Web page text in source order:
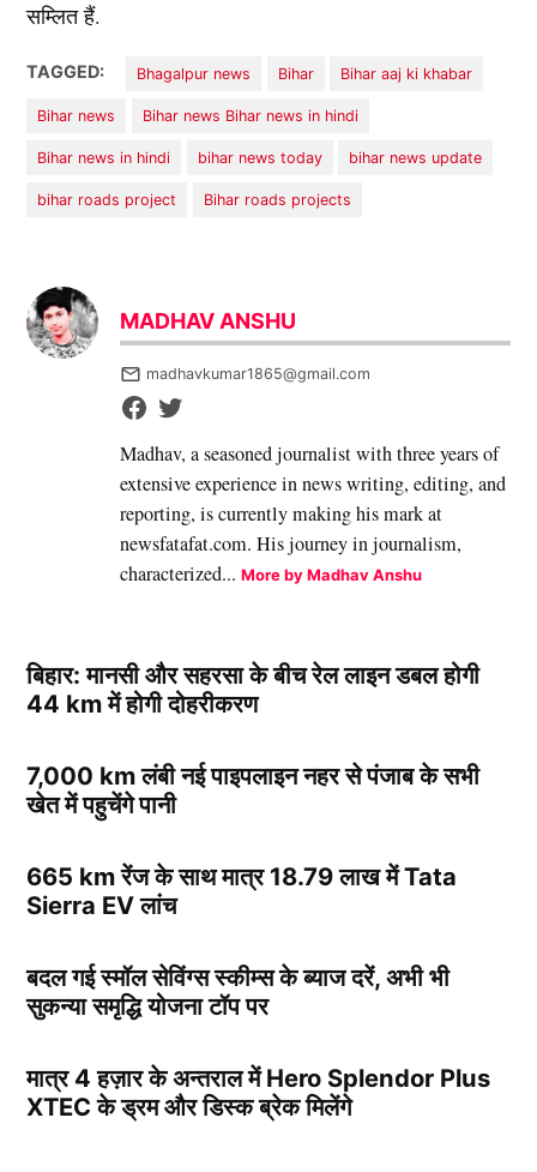
सम्लित हैं.
TAGGED: Bhagalpur news Bihar Bihar aaj ki khabar
Bihar news Bihar news Bihar news in hindi
Bihar news in hindi bihar news today bihar news update
bihar roads project Bihar roads projects
MADHAV ANSHU
madhavkumar1865@gmail.com
Madhav, a seasoned journalist with three years of
extensive experience in news writing, editing, and
reporting, is currently making his mark at
newsfatafat.com. His journey in journalism,
characterized...More by Madhav Anshu
बिहार: मानसी और सहरसा के बीच रेल लाइन डबल होगी
44 km में होगी दोहरीकरण
7,000 km लंबी नई पाइपलाइन नहर से पंजाब के सभी
खेत में पहुचेंगे पानी
665 km रेंज के साथ मात्र 18.79 लाख में Tata
Sierra EV लांच
बदल गई स्मॉल सेविंग्स स्कीम्स के ब्याज दरें, अभी भी
सुकन्या समृद्धि योजना टॉप पर
मात्र 4 हज़ार के अन्तराल में Hero Splendor Plus
XTEC के ड्रम और डिस्क ब्रेक मिलेंगे